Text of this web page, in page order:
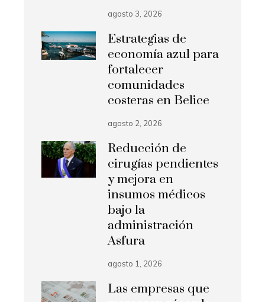
agosto 3, 2026
Estrategias de
economía azul para
fortalecer
comunidades
costeras en Belice
agosto 2, 2026
Reducción de
cirugías pendientes
y mejora en
insumos médicos
bajo la
administración
Asfura
agosto 1, 2026
Las empresas que